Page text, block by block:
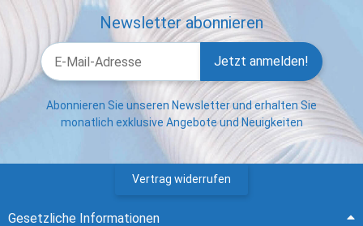
Newsletter abonnieren
Jetzt anmelden!
Abonnieren Sie unseren Newsletter und erhalten Sie
monatlich exklusive Angebote und Neuigkeiten
Vertrag widerrufen
Gesetzliche Informationen